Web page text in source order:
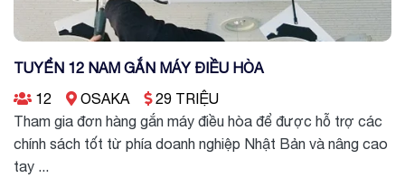
TUYỂN 12 NAM GẮN MÁY ĐIỀU HÒA
12
OSAKA
29 TRIỆU
Tham gia đơn hàng gắn máy điều hòa để được hỗ trợ các
chính sách tốt từ phía doanh nghiệp Nhật Bản và nâng cao
tay ...